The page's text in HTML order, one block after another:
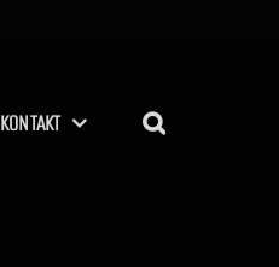
KONTAKT